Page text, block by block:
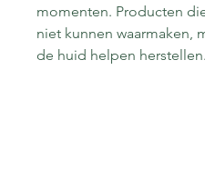
momenten. Producten
niet kunnen waarmaken,
de huid helpen herstellen.